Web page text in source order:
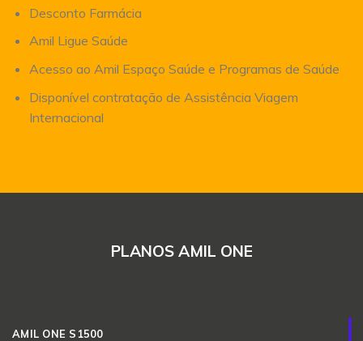
Desconto Farmácia
Amil Ligue Saúde
Acesso ao Amil Espaço Saúde e Programas de Saúde
Disponível contratação de Assistência Viagem
Internacional
PLANOS AMIL ONE
AMIL ONE S1500